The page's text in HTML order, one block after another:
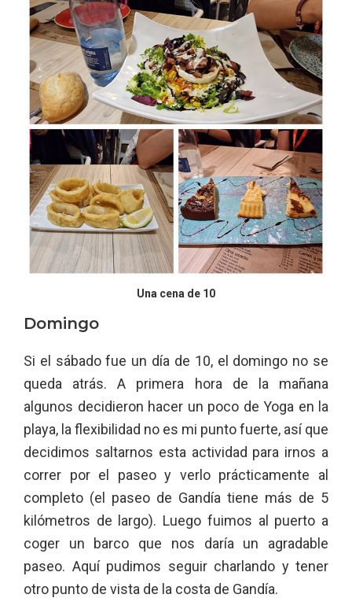
Una cena de 10
Domingo
Si el sábado fue un día de 10, el domingo no se
queda atrás. A primera hora de la mañana
algunos decidieron hacer un poco de Yoga en la
playa, la flexibilidad no es mi punto fuerte, así que
decidimos saltarnos esta actividad para irnos a
correr por el paseo y verlo prácticamente al
completo (el paseo de Gandía tiene más de 5
kilómetros de largo). Luego fuimos al puerto a
coger un barco que nos daría un agradable
paseo. Aquí pudimos seguir charlando y tener
otro punto de vista de la costa de Gandía.